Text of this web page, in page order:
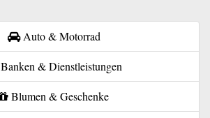
Auto & Motorrad
Banken & Dienstleistungen
Blumen & Geschenke